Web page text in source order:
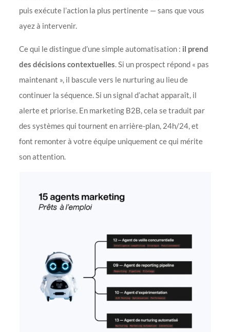
puis exécute l’action la plus pertinente — sans que vous
ayez à intervenir.
Ce qui le distingue d’une simple automatisation : il prend
des décisions contextuelles. Si un prospect répond « pas
maintenant », il bascule vers le nurturing au lieu de
continuer la séquence. Si un signal d’achat apparaît, il
alerte et priorise. En marketing B2B, cela se traduit par
des systèmes qui tournent en arrière-plan, 24h/24, et
font remonter à votre équipe uniquement ce qui mérite
son attention.